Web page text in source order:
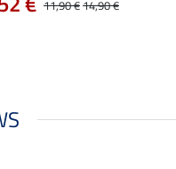
11,90 €14,90 €